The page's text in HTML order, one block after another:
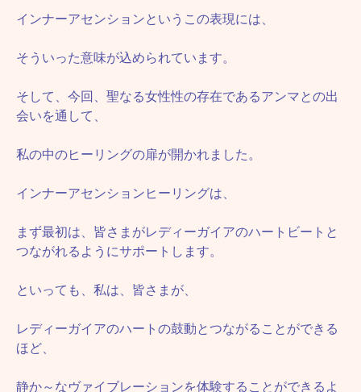
インナーアセンションというこの表現には、
そういった意味が込められています。
そして、今回、聖なる女性性の存在であるアンマとの出
会いを通して、
私の中のヒーリングの扉が開かれました。
インナーアセンションヒーリングは、
まず最初は、皆さまがレディーガイアのハートビートと
つながれるようにサポートします。
といっても、私は、皆さまが、
レディーガイアのハートの鼓動とつながることができる
ほど、
静か～なヴァイブレーションを体験することができるよ